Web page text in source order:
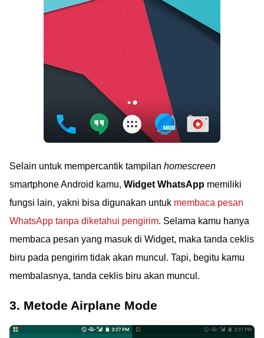
Selain untuk mempercantik tampilan homescreen
smartphone Android kamu, Widget WhatsApp memiliki
fungsi lain, yakni bisa digunakan untuk membaca pesan
WhatsApp tanpa diketahui pengirim. Selama kamu hanya
membaca pesan yang masuk di Widget, maka tanda ceklis
biru pada pengirim tidak akan muncul. Tapi, begitu kamu
membalasnya, tanda ceklis biru akan muncul.
3. Metode Airplane Mode